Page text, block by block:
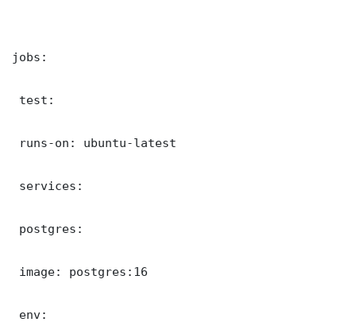
jobs:
test:
runs-on: ubuntu-latest
services:
postgres:
image: postgres:16
env: